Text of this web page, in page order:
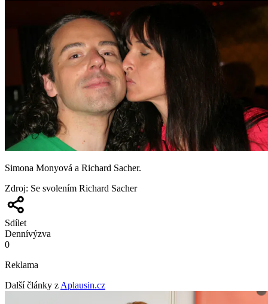
Simona Monyová a Richard Sacher.
Zdroj: Se svolením Richard Sacher
Sdílet
Dennívýzva
0
Reklama
Další články z Aplausin.cz